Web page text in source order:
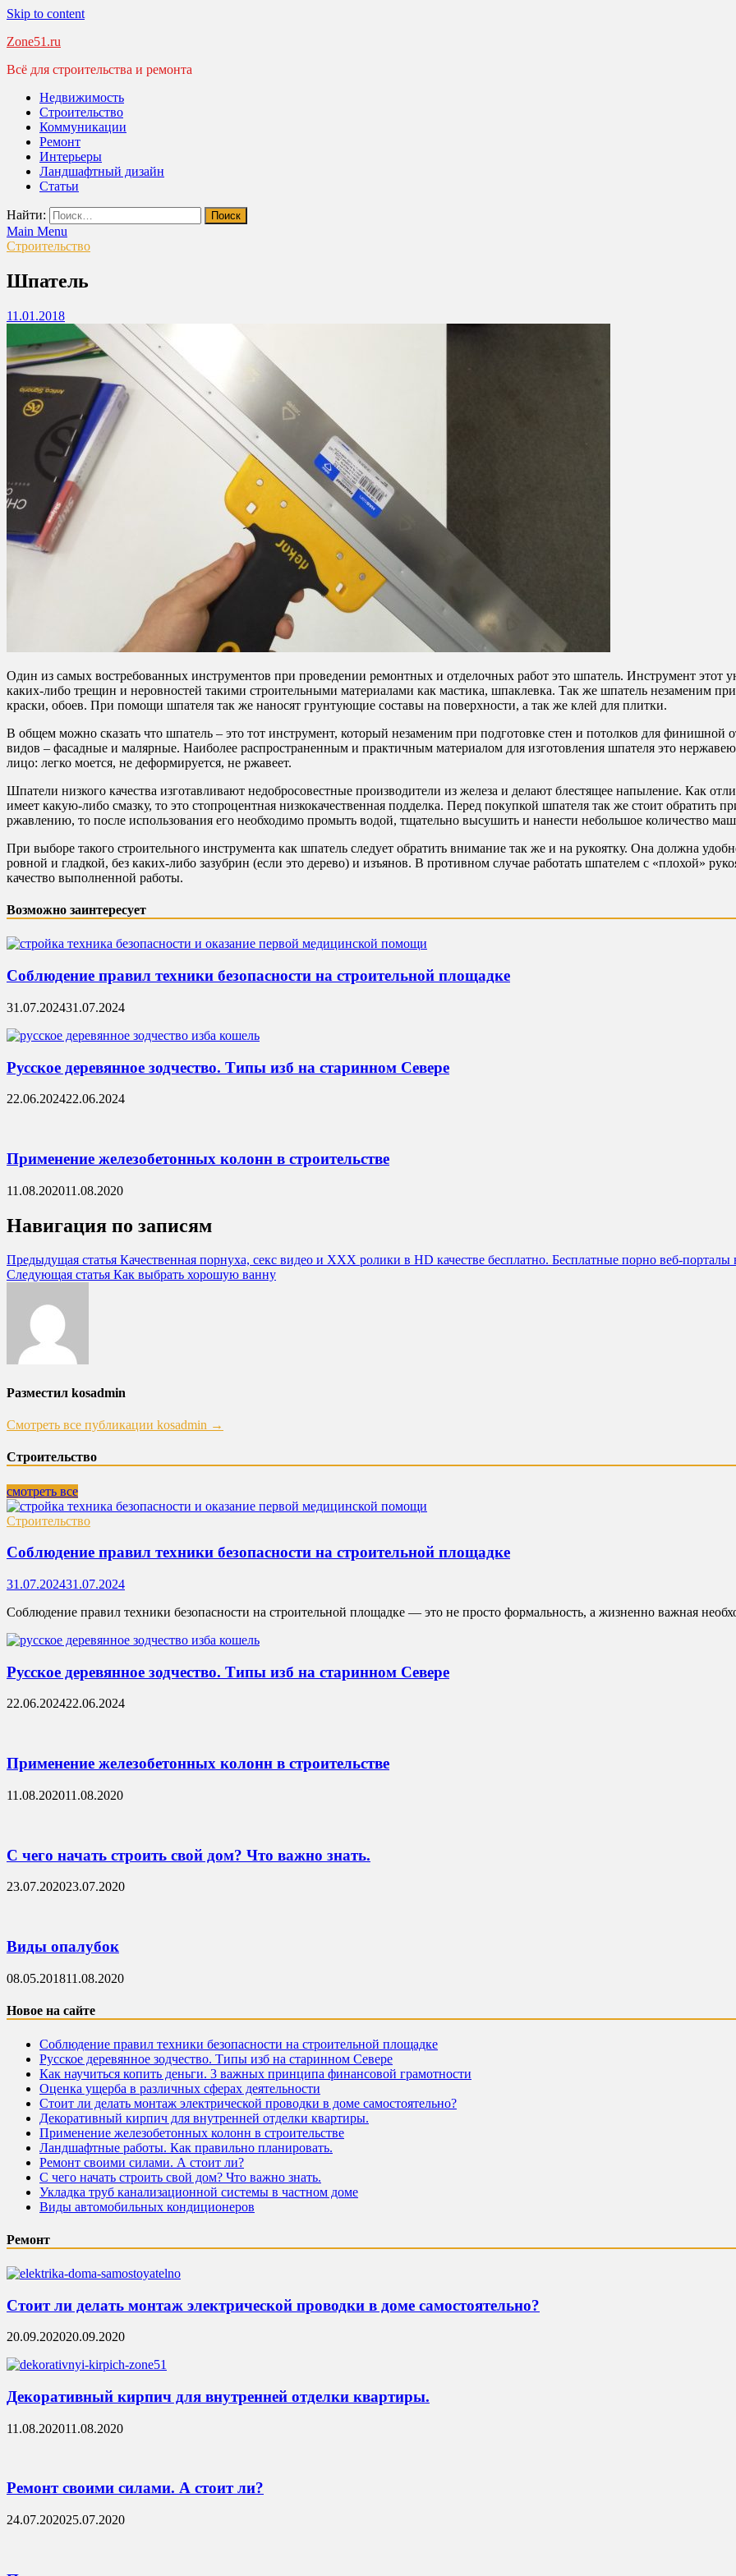
Skip to content
Zone51.ru
Всё для строительства и ремонта
Недвижимость
Строительство
Коммуникации
Ремонт
Интерьеры
Ландшафтный дизайн
Статьи
Найти:
Main Menu
Строительство
Шпатель
11.01.2018
Один из самых востребованных инструментов при проведении ремонтных и отделочных работ это шпатель. Инструмент этот
каких-либо трещин и неровностей такими строительными материалами как мастика, шпаклевка. Так же шпатель незаменим
краски, обоев. При помощи шпателя так же наносят грунтующие составы на поверхности, а так же клей для плитки.
В общем можно сказать что шпатель – это тот инструмент, который незаменим при подготовке стен и потолков для
видов – фасадные и малярные. Наиболее распространенным и практичным материалом для изготовления шпателя это
лицо: легко моется, не деформируется, не ржавеет.
Шпатели низкого качества изготавливают недобросовестные производители из железа и делают блестящее напыление. Как
имеет какую-либо смазку, то это стопроцентная низкокачественная подделка. Перед покупкой шпателя так же стоит обратить
ржавлению, то после использования его необходимо промыть водой, тщательно высушить и нанести небольшое количество
При выборе такого строительного инструмента как шпатель следует обратить внимание так же и на рукоятку. Она должна
ровной и гладкой, без каких-либо зазубрин (если это дерево) и изъянов. В противном случае работать шпателем с «плохой»
качество выполненной работы.
Возможно заинтересует
Соблюдение правил техники безопасности на строительной площадке
31.07.202431.07.2024
Русское деревянное зодчество. Типы изб на старинном Севере
22.06.202422.06.2024
Применение железобетонных колонн в строительстве
11.08.202011.08.2020
Навигация по записям
Предыдущая статья Качественная порнуха, секс видео и ХХХ ролики в HD качестве бесплатно. Бесплатные порно веб-порталы
Следующая статья Как выбрать хорошую ванну
Разместил kosadmin
Смотреть все публикации kosadmin →
Строительство
смотреть все
Строительство
Соблюдение правил техники безопасности на строительной площадке
31.07.202431.07.2024
Соблюдение правил техники безопасности на строительной площадке — это не просто формальность, а жизненно важная
Русское деревянное зодчество. Типы изб на старинном Севере
22.06.202422.06.2024
Применение железобетонных колонн в строительстве
11.08.202011.08.2020
С чего начать строить свой дом? Что важно знать.
23.07.202023.07.2020
Виды опалубок
08.05.201811.08.2020
Новое на сайте
Соблюдение правил техники безопасности на строительной площадке
Русское деревянное зодчество. Типы изб на старинном Севере
Как научиться копить деньги. 3 важных принципа финансовой грамотности
Оценка ущерба в различных сферах деятельности
Стоит ли делать монтаж электрической проводки в доме самостоятельно?
Декоративный кирпич для внутренней отделки квартиры.
Применение железобетонных колонн в строительстве
Ландшафтные работы. Как правильно планировать.
Ремонт своими силами. А стоит ли?
С чего начать строить свой дом? Что важно знать.
Укладка труб канализационной системы в частном доме
Виды автомобильных кондиционеров
Ремонт
Стоит ли делать монтаж электрической проводки в доме самостоятельно?
20.09.202020.09.2020
Декоративный кирпич для внутренней отделки квартиры.
11.08.202011.08.2020
Ремонт своими силами. А стоит ли?
24.07.202025.07.2020